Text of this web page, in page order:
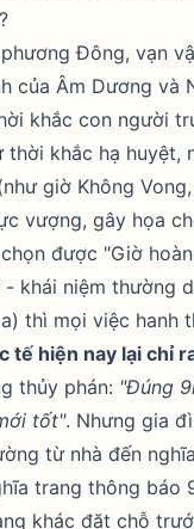
Đông, vạn
của Âm Dương và
khắc con người
thời khắc hạ huyệt,
giờ Không
vượng, gây họa
được "Giờ
khái niệm thường
) thì mọi việc hanh
tế hiện nay lại chỉ
thủy phán: "Đúng
tốt". Nhưng gia
từ nhà đến
trang thông báo
khác đặt chỗ